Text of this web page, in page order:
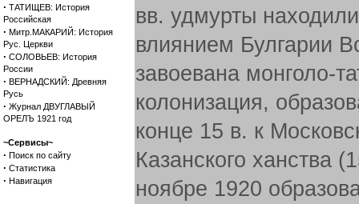
· ТАТИЩЕВ: История
Российская
· Митр.МАКАРИЙ: История
Рус. Церкви
· СОЛОВЬЕВ: История
России
· ВЕРНАДСКИЙ: Древняя
Русь
· Журнал ДВУГЛАВЫЙ
ОРЕЛЪ 1921 год
~Сервисы~
· Поиск по сайту
· Статистика
· Навигация
вв. удмурты
влиянием Булгарии
завоевана монголо-
колонизация,
конце 15 в. к
Казанского ханства
ноябре 1920